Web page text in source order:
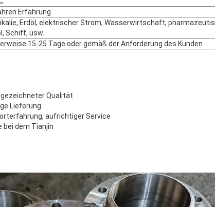
EINREICHUNGEN
Erfahrung
Erdöl, elektrischer Strom, Wasserwirtschaft,
Schiff, usw.
15-25 Tage oder gemäß der Anforderung des Kunden
Qualität
Lieferung
aufrichtiger Service
bei dem Tianjin